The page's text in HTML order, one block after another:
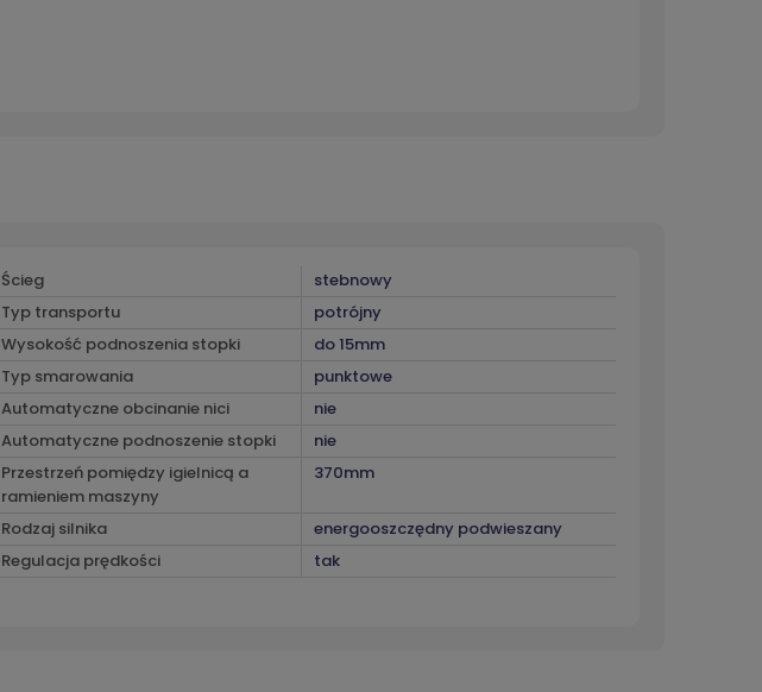
Ścieg
stebnowy
Typ transportu
potrójny
Wysokość podnoszenia stopki
do 15mm
Typ smarowania
punktowe
Automatyczne obcinanie nici
nie
Automatyczne podnoszenie stopki
nie
Przestrzeń pomiędzy igielnicą a
ramieniem maszyny
370mm
Rodzaj silnika
energooszczędny podwieszany
Regulacja prędkości
tak